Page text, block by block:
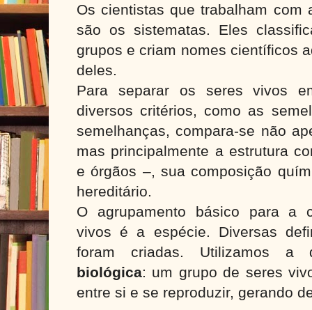
Os cientistas que trabalham com
são os sistematas. Eles
grupos e criam nomes científicos
deles.
Para separar os seres vivos
diversos critérios, como as
semelhanças, compara-se não
mas principalmente a estrutura
e órgãos –, sua composição
hereditário.
O agrupamento básico para a
vivos é a espécie. Diversas
foram criadas. Utilizamos
biológica: um grupo de seres
entre si e se reproduzir, gerando